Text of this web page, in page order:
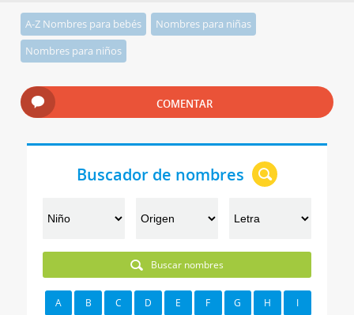
A-Z Nombres para bebés
Nombres para niñas
Nombres para niños
COMENTAR
Buscador de nombres
Buscar nombres
A B C D E F G H I